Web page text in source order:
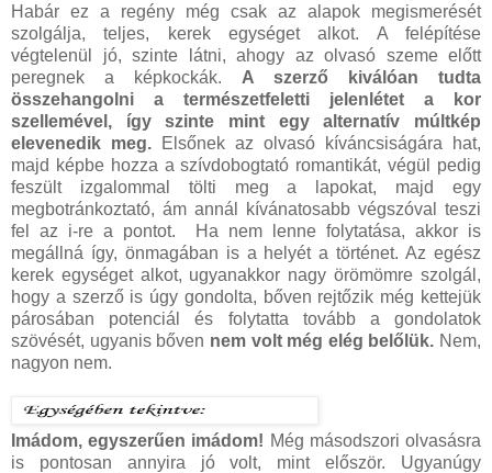
Habár ez a regény még csak az alapok megismerését
szolgálja, teljes, kerek egységet alkot. A felépítése
végtelenül jó, szinte látni, ahogy az olvasó szeme előtt
peregnek a képkockák. A szerző kiválóan tudta
összehangolni a természetfeletti jelenlétet a kor
szellemével, így szinte mint egy alternatív múltkép
elevenedik meg. Elsőnek az olvasó kíváncsiságára hat,
majd képbe hozza a szívdobogtató romantikát, végül pedig
feszült izgalommal tölti meg a lapokat, majd egy
megbotránkoztató, ám annál kívánatosabb végszóval teszi
fel az i-re a pontot. Ha nem lenne folytatása, akkor is
megállná így, önmagában is a helyét a történet. Az egész
kerek egységet alkot, ugyanakkor nagy örömömre szolgál,
hogy a szerző is úgy gondolta, bőven rejtőzik még kettejük
párosában potenciál és folytatta tovább a gondolatok
szövését, ugyanis bőven nem volt még elég belőlük. Nem,
nagyon nem.
Imádom, egyszerűen imádom! Még másodszori olvasásra
is pontosan annyira jó volt, mint először. Ugyanúgy